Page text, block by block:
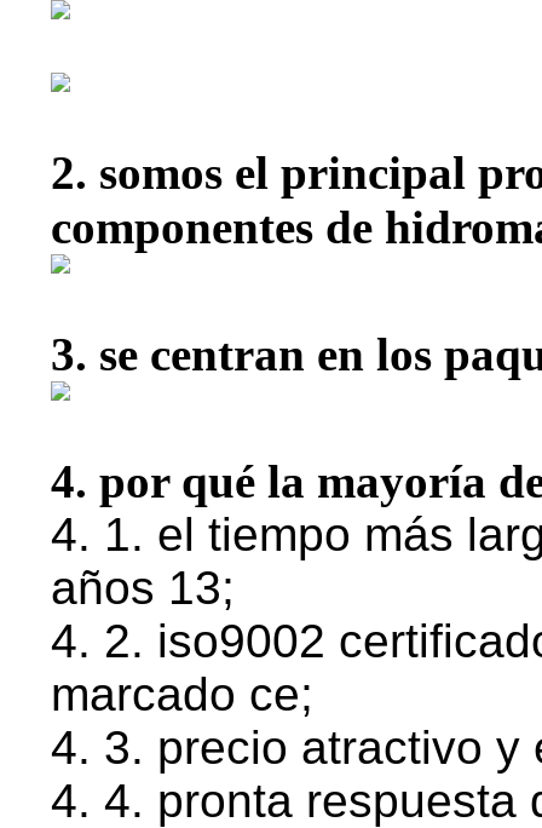
2. somos el principal
componentes de
3. se centran en los
4. por qué la mayoría
4. 1. el tiempo más
años 13;
4. 2. iso9002
marcado ce;
4. 3. precio atractivo y
4. 4. pronta respuesta